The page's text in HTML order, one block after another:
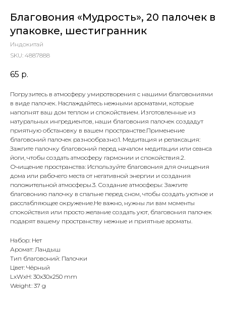
Благовония «Мудрость», 20 палочек в
упаковке, шестигранник
Индокитай
SKU: 4887888
65 р.
Погрузитесь в атмосферу умиротворения с нашими благовониями
в виде палочек. Наслаждайтесь нежными ароматами, которые
наполнят ваш дом теплом и спокойствием. Изготовленные из
натуральных ингредиентов, наши благовония палочек создадут
приятную обстановку в вашем пространстве.Применение
благовоний палочек разнообразно:1. Медитация и релаксация:
Зажгите палочку благовоний перед началом медитации или сеанса
йоги, чтобы создать атмосферу гармонии и спокойствия.2.
Очищение пространства: Используйте благовония для очищения
дома или рабочего места от негативной энергии и создания
положительной атмосферы.3. Создание атмосферы: Зажгите
благовонию палочку в спальне перед сном, чтобы создать уютное и
расслабляющее окружение.Не важно, нужны ли вам моменты
спокойствия или просто желание создать уют, благовония палочек
подарят вашему пространству нежные и приятные ароматы.
Набор: Нет
Аромат: Ландыш
Тип благовоний: Палочки
Цвет: Чёрный
LxWxH: 30x30x250 mm
Weight: 37 g